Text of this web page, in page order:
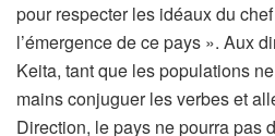
pour respecter les idéaux du
l’émergence de ce pays ». Aux
Keita, tant que les populations
mains conjuguer les verbes et
Direction, le pays ne pourra pas